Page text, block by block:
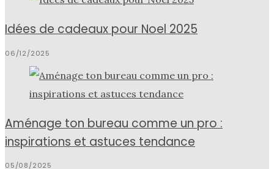
Idées de cadeaux pour Noel 2025
06/12/2025
Aménage ton bureau comme un pro :
inspirations et astuces tendance
05/08/2025